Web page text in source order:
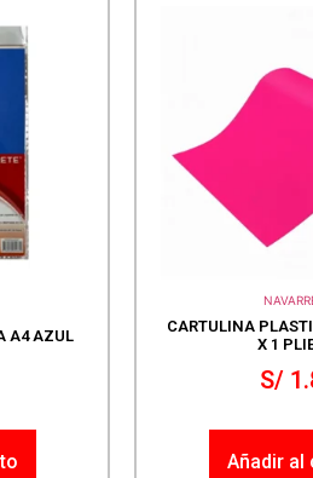
A4 AZUL
CARTULINA
X 1
S/
Añadir al